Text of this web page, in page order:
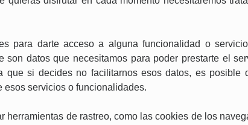
para darte acceso a alguna funcionalidad o
son datos que necesitamos para poder prestarte el
que si decides no facilitarnos esos datos, es posible
esos servicios o funcionalidades.
de rastreo, como las cookies de los